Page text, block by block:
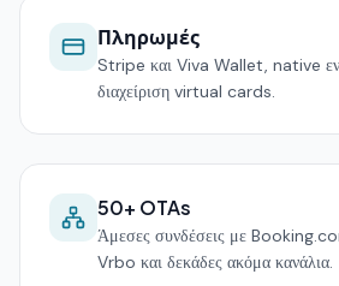
Πληρωμές
Stripe και Viva Wallet, native
διαχείριση virtual cards.
50+ OTAs
Άμεσες συνδέσεις με
Vrbo και δεκάδες ακόμα κανάλια.